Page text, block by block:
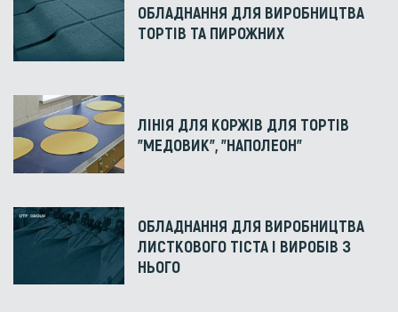
ОБЛАДНАННЯ ДЛЯ ВИРОБНИЦТВА
ТОРТІВ ТА ПИРОЖНИХ
ЛІНІЯ ДЛЯ КОРЖІВ ДЛЯ ТОРТІВ
"МЕДОВИК", "НАПОЛЕОН"
ОБЛАДНАННЯ ДЛЯ ВИРОБНИЦТВА
ЛИСТКОВОГО ТІСТА І ВИРОБІВ З
НЬОГО